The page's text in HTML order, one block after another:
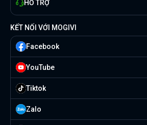
HỖ TRỢ
KẾT NỐI VỚI MOGIVI
Facebook
YouTube
Tiktok
Zalo